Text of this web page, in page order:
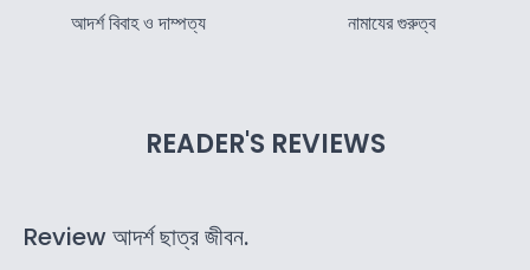
আদর্শ বিবাহ ও দাম্পত্য নামাযের গুরুত্ব
READER'S REVIEWS
Review আদর্শ ছাত্র জীবন.